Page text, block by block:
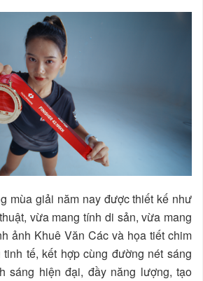
mùa giải năm nay được thiết kế như
vừa mang tính di sản, vừa mang
ảnh Khuê Văn Các và họa tiết chim
tế, kết hợp cùng đường nét sáng
sáng hiện đại, đầy năng lượng, tạo